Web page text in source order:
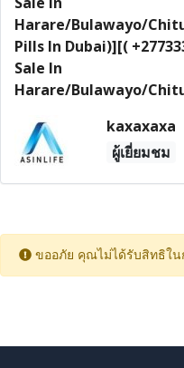
Harare/Bulawayo/
Pills In Dubai)][(
Sale In
Harare/Bulawayo/
kaxaxaxa
ผู้เยี่ยมชม
ขออภัย คุณไม่ได้รับสิทธิใน